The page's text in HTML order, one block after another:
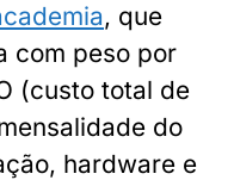
, que
com peso por
(custo total de
do
hardware e